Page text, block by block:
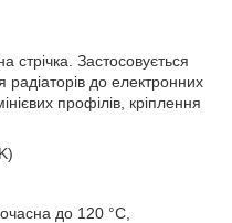
стрічка. Застосовується
до електронних
профілів, кріплення
до 120 °C,